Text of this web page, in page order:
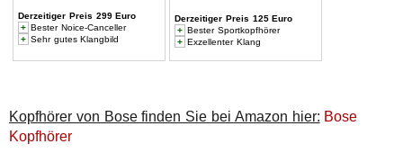
Derzeitiger Preis 299 Euro
+ Bester Noice-Canceller
+ Sehr gutes Klangbild
Derzeitiger Preis 125 Euro
+ Bester Sportkopfhörer
+ Exzellenter Klang
Kopfhörer von Bose finden Sie bei Amazon hier: Bose
Kopfhörer